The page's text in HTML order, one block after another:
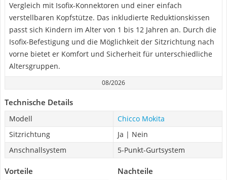
Vergleich mit Isofix-Konnektoren und einer einfach
verstellbaren Kopfstütze. Das inkludierte Reduktionskissen
passt sich Kindern im Alter von 1 bis 12 Jahren an. Durch die
Isofix-Befestigung und die Möglichkeit der Sitzrichtung nach
vorne bietet er Komfort und Sicherheit für unterschiedliche
Altersgruppen.
08/2026
Technische Details
Modell
Chicco Mokita
Sitzrichtung
Ja | Nein
Anschnallsystem
5-Punkt-Gurtsystem
Vorteile Nachteile